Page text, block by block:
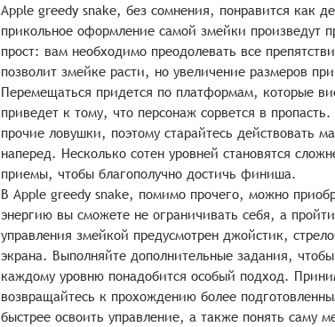
Apple greedy snake, без сомнения, понравится как
прикольное оформление самой змейки произведут
прост: вам необходимо преодолевать все
позволит змейке расти, но увеличение размеров
Перемещаться придется по платформам, которые
приведет к тому, что персонаж сорвется в
прочие ловушки, поэтому старайтесь действовать
наперед. Несколько сотен уровней становятся
приемы, чтобы благополучно достичь финиша.
В Apple greedy snake, помимо прочего, можно
энергию вы сможете не ограничивать себя, а
управления змейкой предусмотрен джойстик,
экрана. Выполняйте дополнительные задания,
каждому уровню понадобится особый подход.
возвращайтесь к прохождению более
быстрее освоить управление, а также понять саму